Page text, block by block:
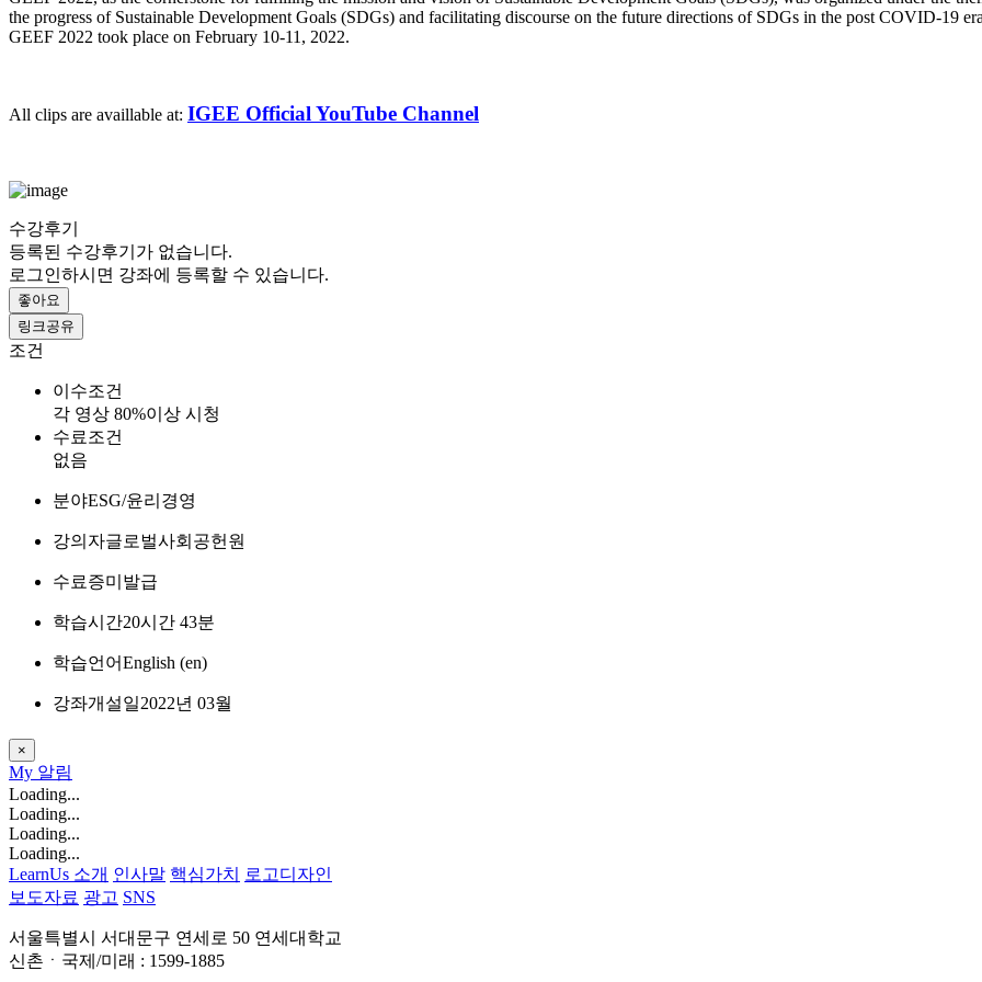
the progress of Sustainable Development Goals (SDGs) and facilitating discourse on the future directions of SDGs in the post COVID-19
GEEF 2022 took place on February 10-11, 2022.
All clips are availlable at: IGEE Official YouTube Channel
수강후기
등록된 수강후기가 없습니다.
로그인하시면 강좌에 등록할 수 있습니다.
좋아요
링크공유
조건
이수조건
각 영상 80%이상 시청
수료조건
없음
분야ESG/윤리경영
강의자글로벌사회공헌원
수료증미발급
학습시간20시간 43분
학습언어English ‎(en)‎
강좌개설일2022년 03월
×
My 알림
Loading...
Loading...
Loading...
Loading...
LearnUs 소개 인사말 핵심가치
로고디자인
보도자료 광고 SNS
서울특별시 서대문구 연세로 50 연세대학교
신촌ㆍ국제/미래 : 1599-1885